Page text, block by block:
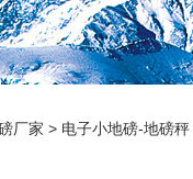
厂家 > 电子小地磅-地磅秤